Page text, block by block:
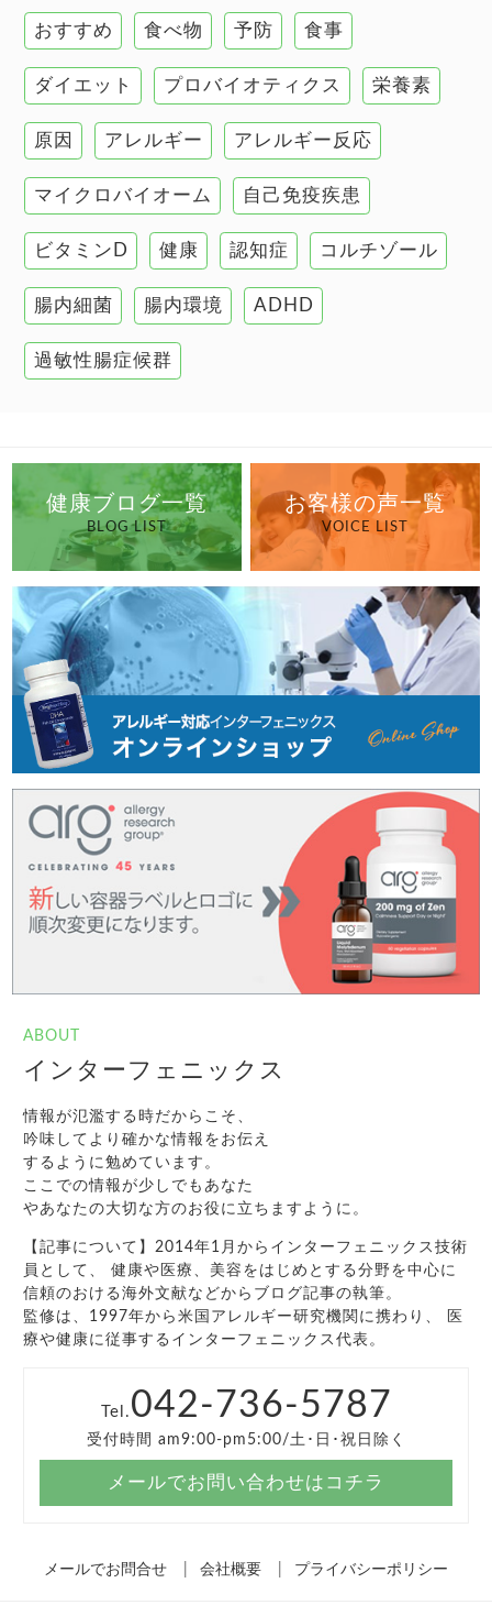
甲状腺
肌
肝臓の健康
腸の健康
自己免疫疾患
高血圧
おすすめ 食べ物 予防 食事
ダイエット プロバイオティクス 栄養素
原因 アレルギー アレルギー反応
マイクロバイオーム 自己免疫疾患
ビタミンD 健康 認知症 コルチゾール
腸内細菌 腸内環境 ADHD
過敏性腸症候群
健康ブログ一覧
BLOG LIST
お客様の声一覧
VOICE LIST
ABOUT
インターフェニックス
情報が氾濫する時だからこそ、
吟味してより確かな情報をお伝え
するように勉めています。
ここでの情報が少しでもあなた
やあなたの大切な方のお役に立ちますように。
【記事について】2014年1月からインターフェニックス技術
員として、 健康や医療、美容をはじめとする分野を中心に
信頼のおける海外文献などからブログ記事の執筆。
監修は、1997年から米国アレルギー研究機関に携わり、 医
療や健康に従事するインターフェニックス代表。
Tel. 042-736-5787
受付時間 am9:00-pm5:00/土･日･祝日除く
メールでお問い合わせはコチラ
メールでお問合せ 会社概要 プライバシーポリシー